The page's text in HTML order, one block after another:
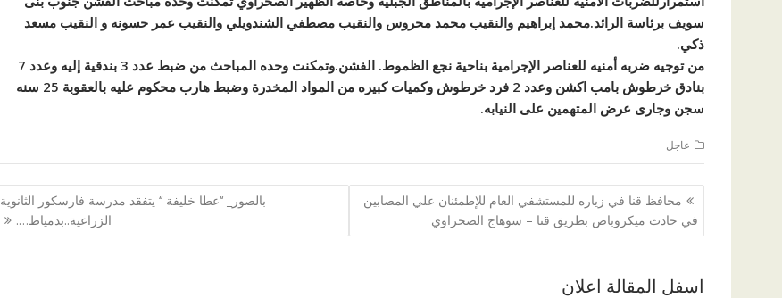
سويف برئاسة الرائد.محمد إبراهيم والنقيب محمد محروس والنقيب مصطفي الشندويلي والنقيب عمر حسونه و النقيب مسعد
ذكي.
من توجيه ضربه أمنيه للعناصر الإجرامية بناحية نجع الظموط. الفشن.وتمكنت وحده المباحث من ضبط عدد 3 بندقية إليه وعدد 7
بنادق خرطوش بامب اكشن وعدد 2 فرد خرطوش وكميات كبيره من المواد المخدرة وضبط هارب محكوم عليه بالعقوبة 25 سنه
سجن وجارى عرض المتهمين على النيابه.
عاجل
تصفّح
المقالات
محافظ قنا في زياره للمستشفي العام للإطمئنان علي المصابين
في حادث ميكروباص بطريق قنا – سوهاج الصحراوي
بالصور_ ‘‘عطا خليفة ‘‘ يتفقد مدرسة فارسكور الثانوية
الزراعية..بدمياط….
اسفل المقالة اعلان